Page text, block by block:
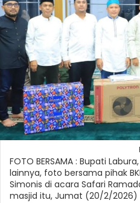
FOTO BERSAMA : Bupati
lainnya, foto bersama pihak
Simonis di acara Safari
masjid itu, Jumat (20/2/2026)